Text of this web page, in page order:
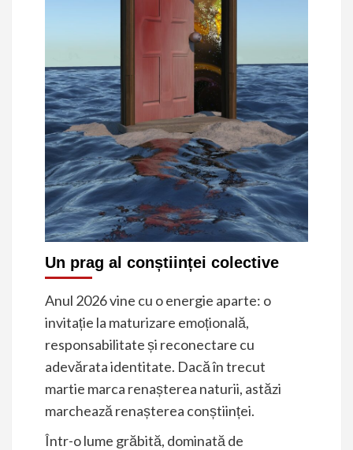
Un prag al conștiinței colective
Anul 2026 vine cu o energie aparte: o
invitație la maturizare emoțională,
responsabilitate și reconectare cu
adevărata identitate. Dacă în trecut
martie marca renașterea naturii, astăzi
marchează renașterea conștiinței.
Într-o lume grăbită, dominată de